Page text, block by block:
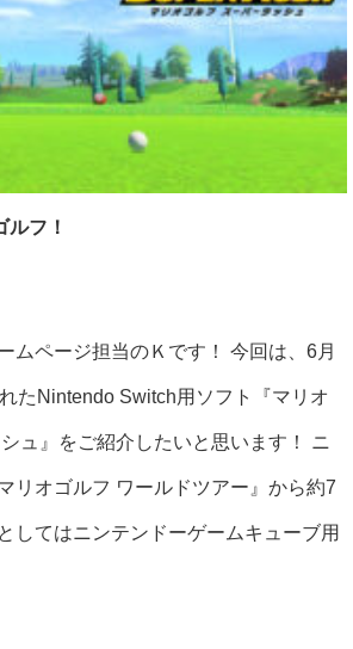
ルフ！
ムページ担当のＫです！ 今回は、6月
たNintendo Switch用ソフト『マリオ
ュ』をご紹介したいと思います！ ニ
リオゴルフ ワールドツアー』から約7
してはニンテンドーゲームキューブ用